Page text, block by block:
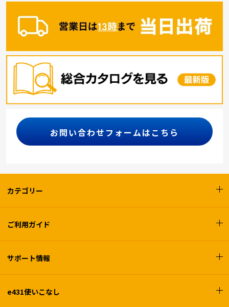
お問い合わせフォームはこちら
カテゴリー
ご利用ガイド
サポート情報
e431使いこなし